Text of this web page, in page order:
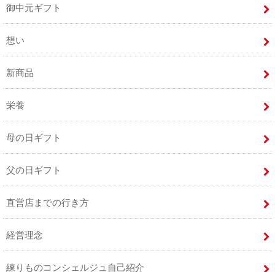
御中元ギフト
想い
新商品
栄養
母の日ギフト
父の日ギフト
直営店までの行き方
経営理念
練りものコンシェルジュ自己紹介